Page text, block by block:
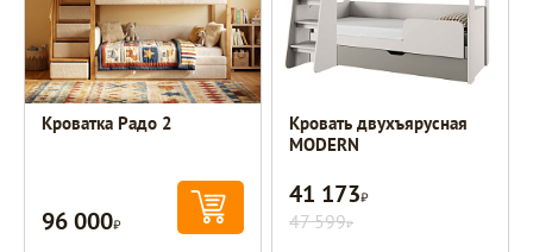
Кроватка Радо 2
96 000Р
Кровать двухъярусная
MODERN
41 173Р
47 599Р